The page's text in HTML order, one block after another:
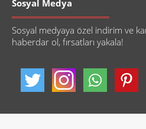
Sosyal Medya
Sosyal medyaya özel indirim ve
haberdar ol, fırsatları yakala!